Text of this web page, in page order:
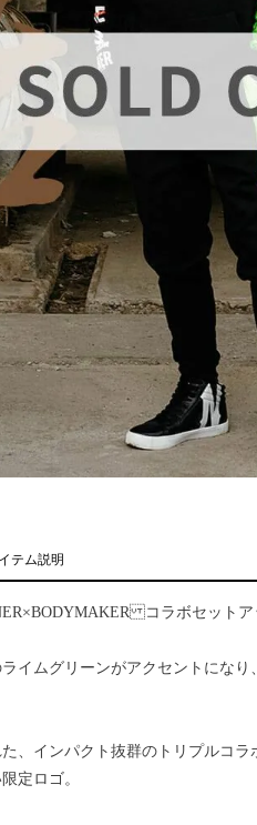
テム説明
コラボセットア
イムグリーンがアクセントにな
、インパクト抜群のトリプルコラ
定ロゴ。